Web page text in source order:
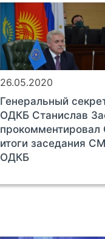
26.05.2020
Генеральный
ОДКБ Станислав
итоги заседания
ОДКБ